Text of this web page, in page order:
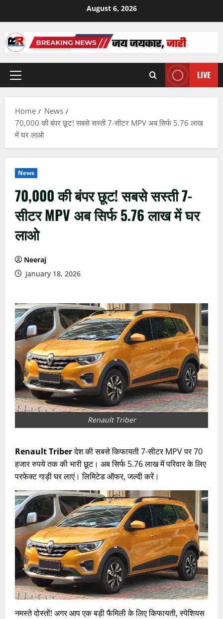
content
August 6, 2026
Primary
LIVE
Home
News
70,000 की बंपर छूट! सबसे सस्ती 7-सीटर MPV अब सिर्फ 5.76 लाख
में घर लाओ
News
70,000 की बंपर छूट! सबसे सस्ती 7-
सीटर MPV अब सिर्फ 5.76 लाख में घर
लाओ
Neeraj
January 18, 2026
Renault Triber
Renault Triberदेश की सबसे किफायती 7-सीटर MPV पर 70
हजार रुपये तक की भारी छूट। अब सिर्फ 5.76 लाख में परिवार के लिए
परफेक्ट गाड़ी घर लाएं। लिमिटेड ऑफर, जल्दी करें।
नमस्ते दोस्तों! अगर आप एक बड़ी फैमिली के लिए किफायती, स्पेशियस